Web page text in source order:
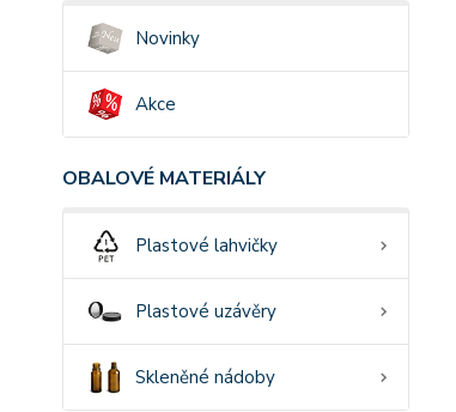
Novinky
Akce
OBALOVÉ MATERIÁLY
Plastové lahvičky
Plastové uzávěry
Skleněné nádoby